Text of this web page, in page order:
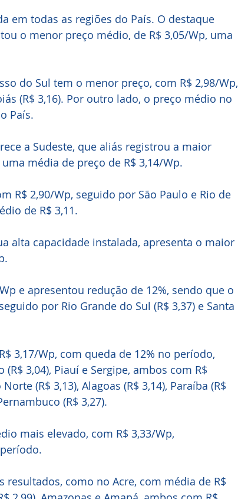
em todas as regiões do País. O destaque
o menor preço médio, de R$ 3,05/Wp, uma
do Sul tem o menor preço, com R$ 2,98/Wp,
(R$ 3,16). Por outro lado, o preço médio no
País.
a Sudeste, que aliás registrou a maior
média de preço de R$ 3,14/Wp.
de R$ 3,11.
alta capacidade instalada, apresenta o maior
e apresentou redução de 12%, sendo que o
por Rio Grande do Sul (R$ 3,37) e Santa
3,17/Wp, com queda de 12% no período,
3,04), Piauí e Sergipe, ambos com R$
(R$ 3,13), Alagoas (R$ 3,14), Paraíba (R$
(R$ 3,27).
mais elevado, com R$ 3,33/Wp,